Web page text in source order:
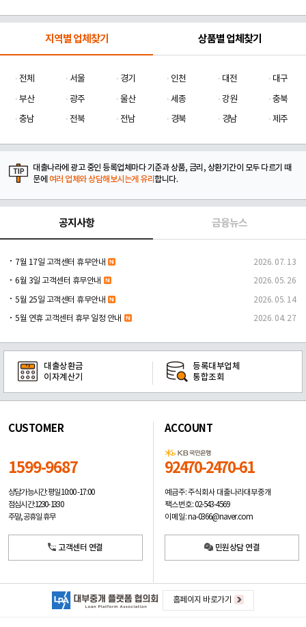
지역별 업체찾기 상품별 업체찾기
전체 서울 경기 인천 대전
대구
부산
광주 울산 세종 강원
충북
충남
전북 전남 경북 경남 제주
대출나라에 광고 중인 등록업체마다 기준과 상품, 금리, 상환기간이 모두 다르기 때
문에 여러 업체와 상담해보시는게 유리합니다.
공지사항 금융뉴스
7월 17일 고객센터 휴무안내 2026. 07. 13
6월 3일 고객센터 휴무안내 2026. 05. 26
5월 25일 고객센터 휴무안내 2026. 05. 14
5월 연휴 고객센터 휴무 일정 안내 2026. 04. 27
대출상환금
이자계산기
등록대부업체
통합조회
CUSTOMER
1599-9687
상담가능시간: 평일10:00 -17:00
점심시간: 12:30 - 13:30
주말, 공휴일 휴무
고객센터 연결
ACCOUNT
92470-2470-61
예금주: 주식회사 대출나라대부중개
팩스번호: 02-543-4569
이메일: na-0366@naver.com
민원상담 연결
홈페이지 바로가기